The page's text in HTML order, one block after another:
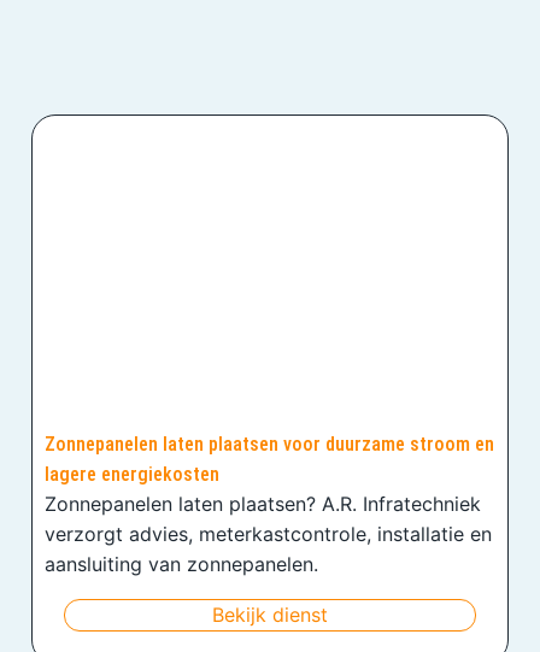
Zonnepanelen laten plaatsen voor duurzame stroom en
lagere energiekosten
Zonnepanelen laten plaatsen? A.R. Infratechniek
verzorgt advies, meterkastcontrole, installatie en
aansluiting van zonnepanelen.
Bekijk dienst